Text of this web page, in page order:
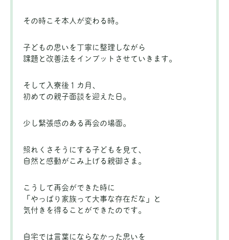
その時こそ本人が変わる時。
子どもの思いを丁寧に整理しながら
課題と改善法をインプットさせていきます。
そして入寮後１カ月、
初めての親子面談を迎えた日。
少し緊張感のある再会の場面。
照れくさそうにする子どもを見て、
自然と感動がこみ上げる親御さま。
こうして再会ができた時に
「やっぱり家族って大事な存在だな」と
気付きを得ることができたのです。
自宅では言葉にならなかった思いを